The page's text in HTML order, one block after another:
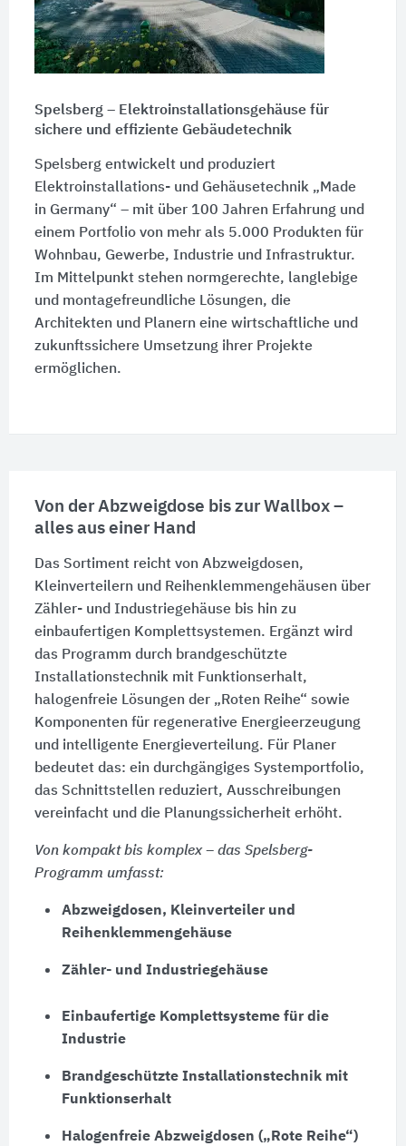
Spelsberg – Elektroinstallationsgehäuse für
sichere und effiziente Gebäudetechnik
Spelsberg entwickelt und produziert
Elektroinstallations- und Gehäusetechnik „Made
in Germany“ – mit über 100 Jahren Erfahrung und
einem Portfolio von mehr als 5.000 Produkten für
Wohnbau, Gewerbe, Industrie und Infrastruktur.
Im Mittelpunkt stehen normgerechte, langlebige
und montagefreundliche Lösungen, die
Architekten und Planern eine wirtschaftliche und
zukunftssichere Umsetzung ihrer Projekte
ermöglichen.
Von der Abzweigdose bis zur Wallbox –
alles aus einer Hand
Das Sortiment reicht von Abzweigdosen,
Kleinverteilern und Reihenklemmengehäusen über
Zähler- und Industriegehäuse bis hin zu
einbaufertigen Komplettsystemen. Ergänzt wird
das Programm durch brandgeschützte
Installationstechnik mit Funktionserhalt,
halogenfreie Lösungen der „Roten Reihe“ sowie
Komponenten für regenerative Energieerzeugung
und intelligente Energieverteilung. Für Planer
bedeutet das: ein durchgängiges Systemportfolio,
das Schnittstellen reduziert, Ausschreibungen
vereinfacht und die Planungssicherheit erhöht.
Von kompakt bis komplex – das Spelsberg-
Programm umfasst:
Abzweigdosen, Kleinverteiler und
Reihenklemmengehäuse
Zähler- und Industriegehäuse
Einbaufertige Komplettsysteme für die
Industrie
Brandgeschützte Installationstechnik mit
Funktionserhalt
Halogenfreie Abzweigdosen („Rote Reihe“)